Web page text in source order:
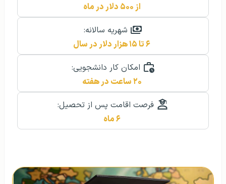
از ۵۰۰ دلار در ماه
شهریه سالانه:
۶ تا ۱۵ هزار دلار در سال
امکان کار دانشجویی:
۲۰ ساعت در هفته
فرصت اقامت پس از تحصیل:
۶ ماه